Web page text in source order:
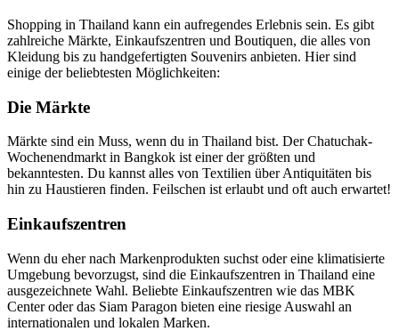
Shopping in Thailand kann ein aufregendes Erlebnis sein. Es gibt
zahlreiche Märkte, Einkaufszentren und Boutiquen, die alles von
Kleidung bis zu handgefertigten Souvenirs anbieten. Hier sind
einige der beliebtesten Möglichkeiten:
Die Märkte
Märkte sind ein Muss, wenn du in Thailand bist. Der Chatuchak-
Wochenendmarkt in Bangkok ist einer der größten und
bekanntesten. Du kannst alles von Textilien über Antiquitäten bis
hin zu Haustieren finden. Feilschen ist erlaubt und oft auch erwartet!
Einkaufszentren
Wenn du eher nach Markenprodukten suchst oder eine klimatisierte
Umgebung bevorzugst, sind die Einkaufszentren in Thailand eine
ausgezeichnete Wahl. Beliebte Einkaufszentren wie das MBK
Center oder das Siam Paragon bieten eine riesige Auswahl an
internationalen und lokalen Marken.